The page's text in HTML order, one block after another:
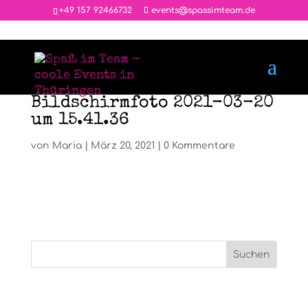
‭+49 157 92466732 events@spassimteam.de
Bildschirmfoto 2021-03-20
um 15.41.36
von Maria| März 20, 2021 0 Kommentare